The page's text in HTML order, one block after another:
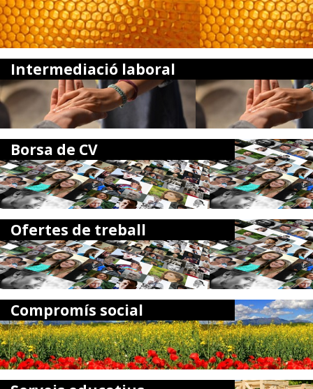
Intermediació laboral
Borsa de CV
Ofertes de treball
Compromís social